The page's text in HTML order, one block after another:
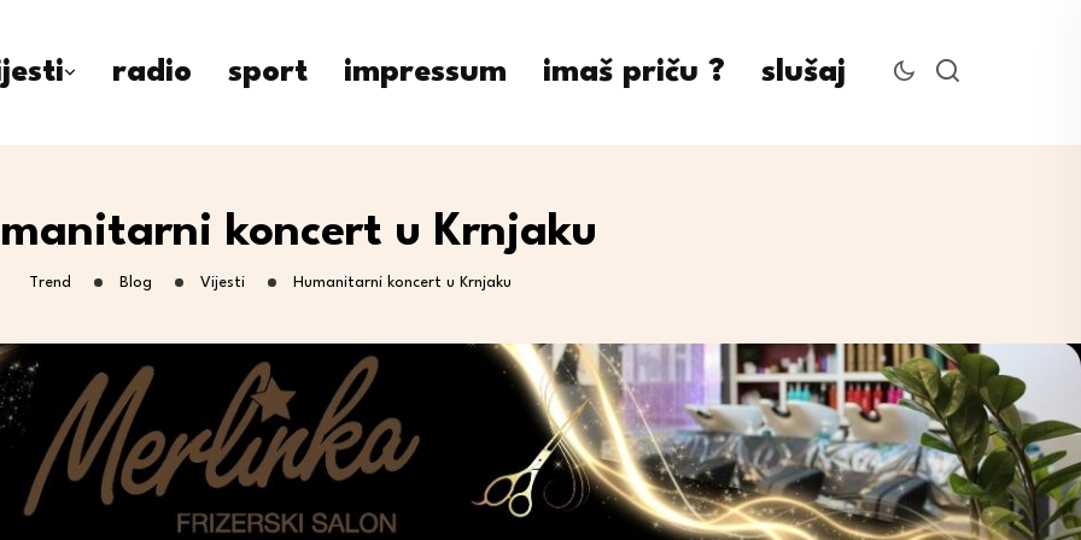
radio sport impressum imaš priču ? slušaj
koncert u Krnjaku
Trend Blog Vijesti Humanitarni koncert u Krnjaku